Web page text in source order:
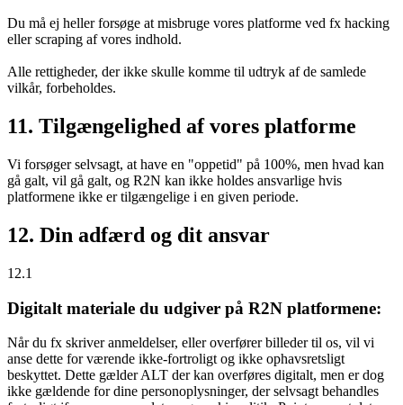
Du må ej heller forsøge at misbruge vores platforme ved fx hacking
eller scraping af vores indhold.
Alle rettigheder, der ikke skulle komme til udtryk af de samlede
vilkår, forbeholdes.
11. Tilgængelighed af vores platforme
Vi forsøger selvsagt, at have en "oppetid" på 100%, men hvad kan
gå galt, vil gå galt, og R2N kan ikke holdes ansvarlige hvis
platformene ikke er tilgængelige i en given periode.
12. Din adfærd og dit ansvar
12.1
Digitalt materiale du udgiver på R2N platformene:
Når du fx skriver anmeldelser, eller overfører billeder til os, vil vi
anse dette for værende ikke-fortroligt og ikke ophavsretsligt
beskyttet. Dette gælder ALT der kan overføres digitalt, men er dog
ikke gældende for dine personoplysninger, der selvsagt behandles